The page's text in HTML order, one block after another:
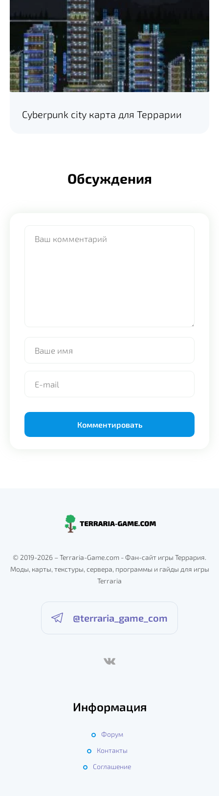
Cyberpunk city карта для Террарии
Обсуждения
© 2019-2026 – Terraria-Game.com - Фан-сайт игры Террария.
Моды, карты, текстуры, сервера, программы и гайды для игры
Terraria
@terraria_game_com
Информация
Форум
Контакты
Соглашение